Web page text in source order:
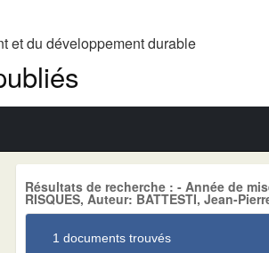
et du développement durable
Résultats de recherche : - Année de
RISQUES, Auteur: BATTESTI, Jean-
1 documents trouvés